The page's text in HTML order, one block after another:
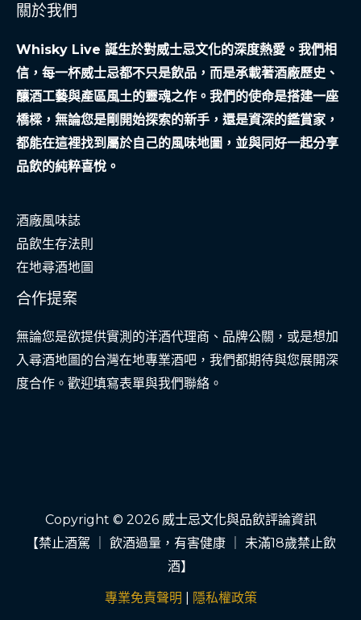
關於我們
Whisky Live 誕生於對威士忌文化的深度熱愛。我們相
信，每一杯威士忌都不只是飲品，而是承載著酒廠歷史、
釀酒工藝與產區風土的靈魂之作。我們的使命是搭建一座
橋樑，無論您是剛開始探索的新手，還是資深的鑑賞家，
都能在這裡找到屬於自己的風味地圖，並與同好一起分享
品飲的純粹喜悅。
酒廠風味誌
品飲生存法則
在地尋酒地圖
合作提案
無論您是欲提供實測的洋酒代理商、品牌公關，或是想加
入尋酒地圖的台灣在地專業酒吧，我們都期待與您展開深
度合作。歡迎填寫表單與我們聯絡。
Copyright © 2026 威士忌文化與品飲評論資訊
【禁止酒駕 ｜ 飲酒過量，有害健康 ｜ 未滿18歲禁止飲
酒】
專業免責聲明 隱私權政策